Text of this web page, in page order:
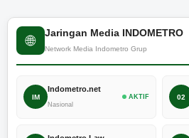
🌐
Jaringan Media INDOMETRO
Network Media Indometro Grup
IM
Indometro.net
Nasional
AKTIF 02